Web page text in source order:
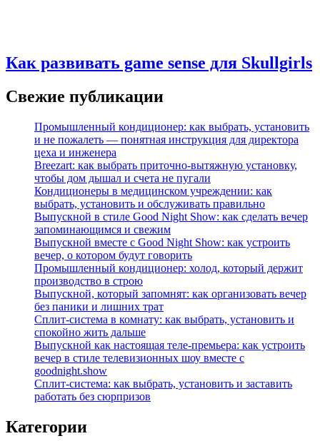
Как развивать game sense для Skullgirls
Свежие публикации
Промышленный кондиционер: как выбрать, установить
и не пожалеть — понятная инструкция для директора
цеха и инженера
Breezart: как выбрать приточно-вытяжную установку,
чтобы дом дышал и счета не пугали
Кондиционеры в медицинском учреждении: как
выбрать, установить и обслуживать правильно
Выпускной в стиле Good Night Show: как сделать вечер
запоминающимся и свежим
Выпускной вместе с Good Night Show: как устроить
вечер, о котором будут говорить
Промышленный кондиционер: холод, который держит
производство в строю
Выпускной, который запомнят: как организовать вечер
без паники и лишних трат
Сплит‑система в комнату: как выбрать, установить и
спокойно жить дальше
Выпускной как настоящая теле‑премьера: как устроить
вечер в стиле телевизионных шоу вместе с
goodnight.show
Сплит‑система: как выбрать, установить и заставить
работать без сюрпризов
Категории